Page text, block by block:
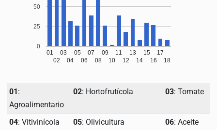
01
02
03
04
05
06
07
08
09
10
11
12
13
14
15
16
17
18
0
25
50
01:
Agroalimentario
02: Hortofrutícola 03: Tomate
04: Vitivinícola 05: Olivicultura 06: Aceite